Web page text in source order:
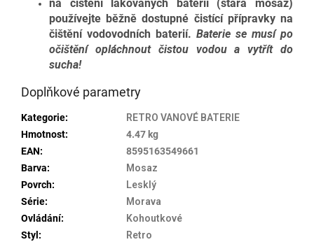
na čištění lakovaných baterií (stará mosaz)
používejte běžně dostupné čistící přípravky na
čištění vodovodních baterií. Baterie se musí po
očištění opláchnout čistou vodou a vytřít do
sucha!
Doplňkové parametry
Kategorie:
RETRO VANOVÉ BATERIE
Hmotnost:
4.47 kg
EAN:
8595163549661
Barva:
Mosaz
Povrch:
Lesklý
Série:
Morava
Ovládání:
Kohoutkové
Styl :
Retro